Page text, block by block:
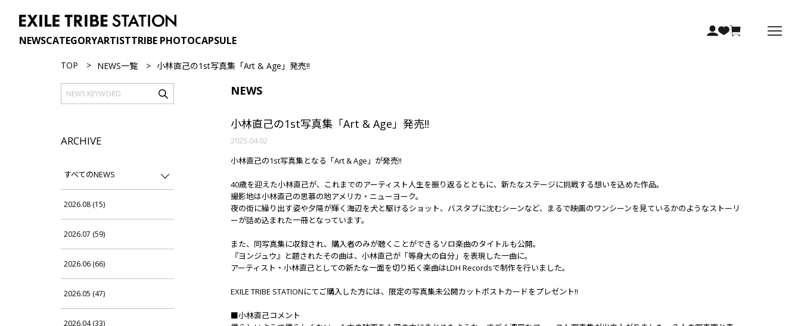
NEWSCATEGORYARTISTTRIBE PHOTOCAPSULE
TOP NEWS一覧 小林直己の1st写真集「Art & Age」発売!!
ARCHIVE
すべてのNEWS
2026.08 (15)
2026.07 (59)
2026.06 (66)
2026.05 (47)
2026.04 (33)
NEWS
小林直己の1st写真集「Art & Age」発売!!
2025.04.02
小林直己の1st写真集となる「Art & Age」が発売!!
40歳を迎えた小林直己が、これまでのアーティスト人生を振り返るとともに、新たなステージに挑戦する想いを込めた作品。
撮影地は小林直己の思慕の地アメリカ・ニューヨーク。
夜の街に繰り出す姿や夕陽が輝く海辺を犬と駆けるショット、バスタブに沈むシーンなど、まるで映画のワンシーンを見ているかのようなストーリ
ーが詰め込まれた一冊となっています。
また、同写真集に収録され、購入者のみが聴くことができるソロ楽曲のタイトルも公開。
『ヨンジュウ』と題されたその曲は、小林直己が「等身大の自分」を表現した一曲に。
アーティスト・小林直己としての新たな一面を切り拓く楽曲はLDH Recordsで制作を行いました。
EXILE TRIBE STATIONにてご購入した方には、限定の写真集未公開カットポストカードをプレゼント!!
■小林直己コメント